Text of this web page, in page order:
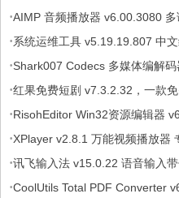
·AIMP 音频播放器 v6.00.3080 多
·系统运维工具 v5.19.19.807 中
·Shark007 Codecs 多媒体编解
·红果免费短剧 v7.3.2.32，一款
·RisohEditor Win32资源编辑器
·XPlayer v2.8.1 万能视频播放器
·讯飞输入法 v15.0.22 语音输入
·CoolUtils Total PDF Converter